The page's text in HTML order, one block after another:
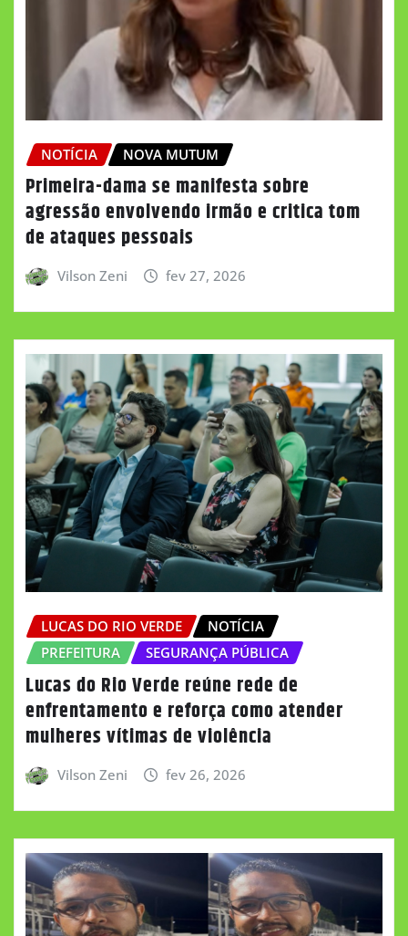
NOTÍCIA NOVA MUTUM
Primeira-dama se manifesta sobre
agressão envolvendo irmão e critica tom
de ataques pessoais
Vilson Zeni fev 27, 2026
LUCAS DO RIO VERDE
NOTÍCIA
PREFEITURA
SEGURANÇA PÚBLICA
Lucas do Rio Verde reúne rede de
enfrentamento e reforça como atender
mulheres vítimas de violência
Vilson Zeni fev 26, 2026